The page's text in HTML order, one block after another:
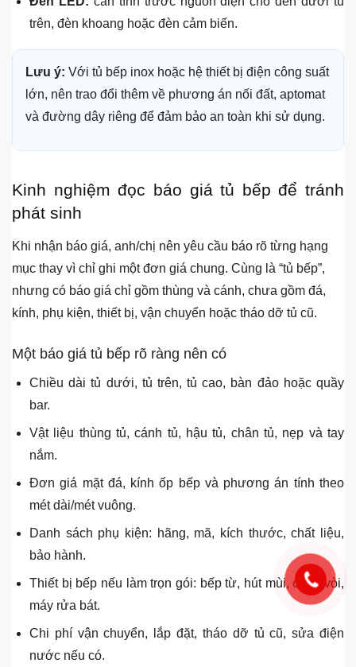
riêng, nên đặt gần chậu.
Máy hút mùi: cần ổ điện và đường thoát mùi phù hợp.
Lò nướng, lò vi sóng:cần xác định kích thước và vị trí
trên, đèn khoang hoặc đèn cảm biến.
lớn, nên trao đổi thêm về phương án nối đất, aptomat
và đường dây riêng để đảm bảo an toàn khi sử dụng.
Kinh nghiệm đọc báo giá tủ bếp để tránh
phát sinh
Khi nhận báo giá, anh/chị nên yêu cầu báo rõ từng hạng
mục thay vì chỉ ghi một đơn giá chung. Cùng là “tủ bếp”,
nhưng có báo giá chỉ gồm thùng và cánh, chưa gồm đá,
kính, phụ kiện, thiết bị, vận chuyển hoặc tháo dỡ tủ cũ.
Một báo giá tủ bếp rõ ràng nên có
Vật liệu thùng tủ, cánh tủ, hậu tủ, chân tủ, nẹp và tay